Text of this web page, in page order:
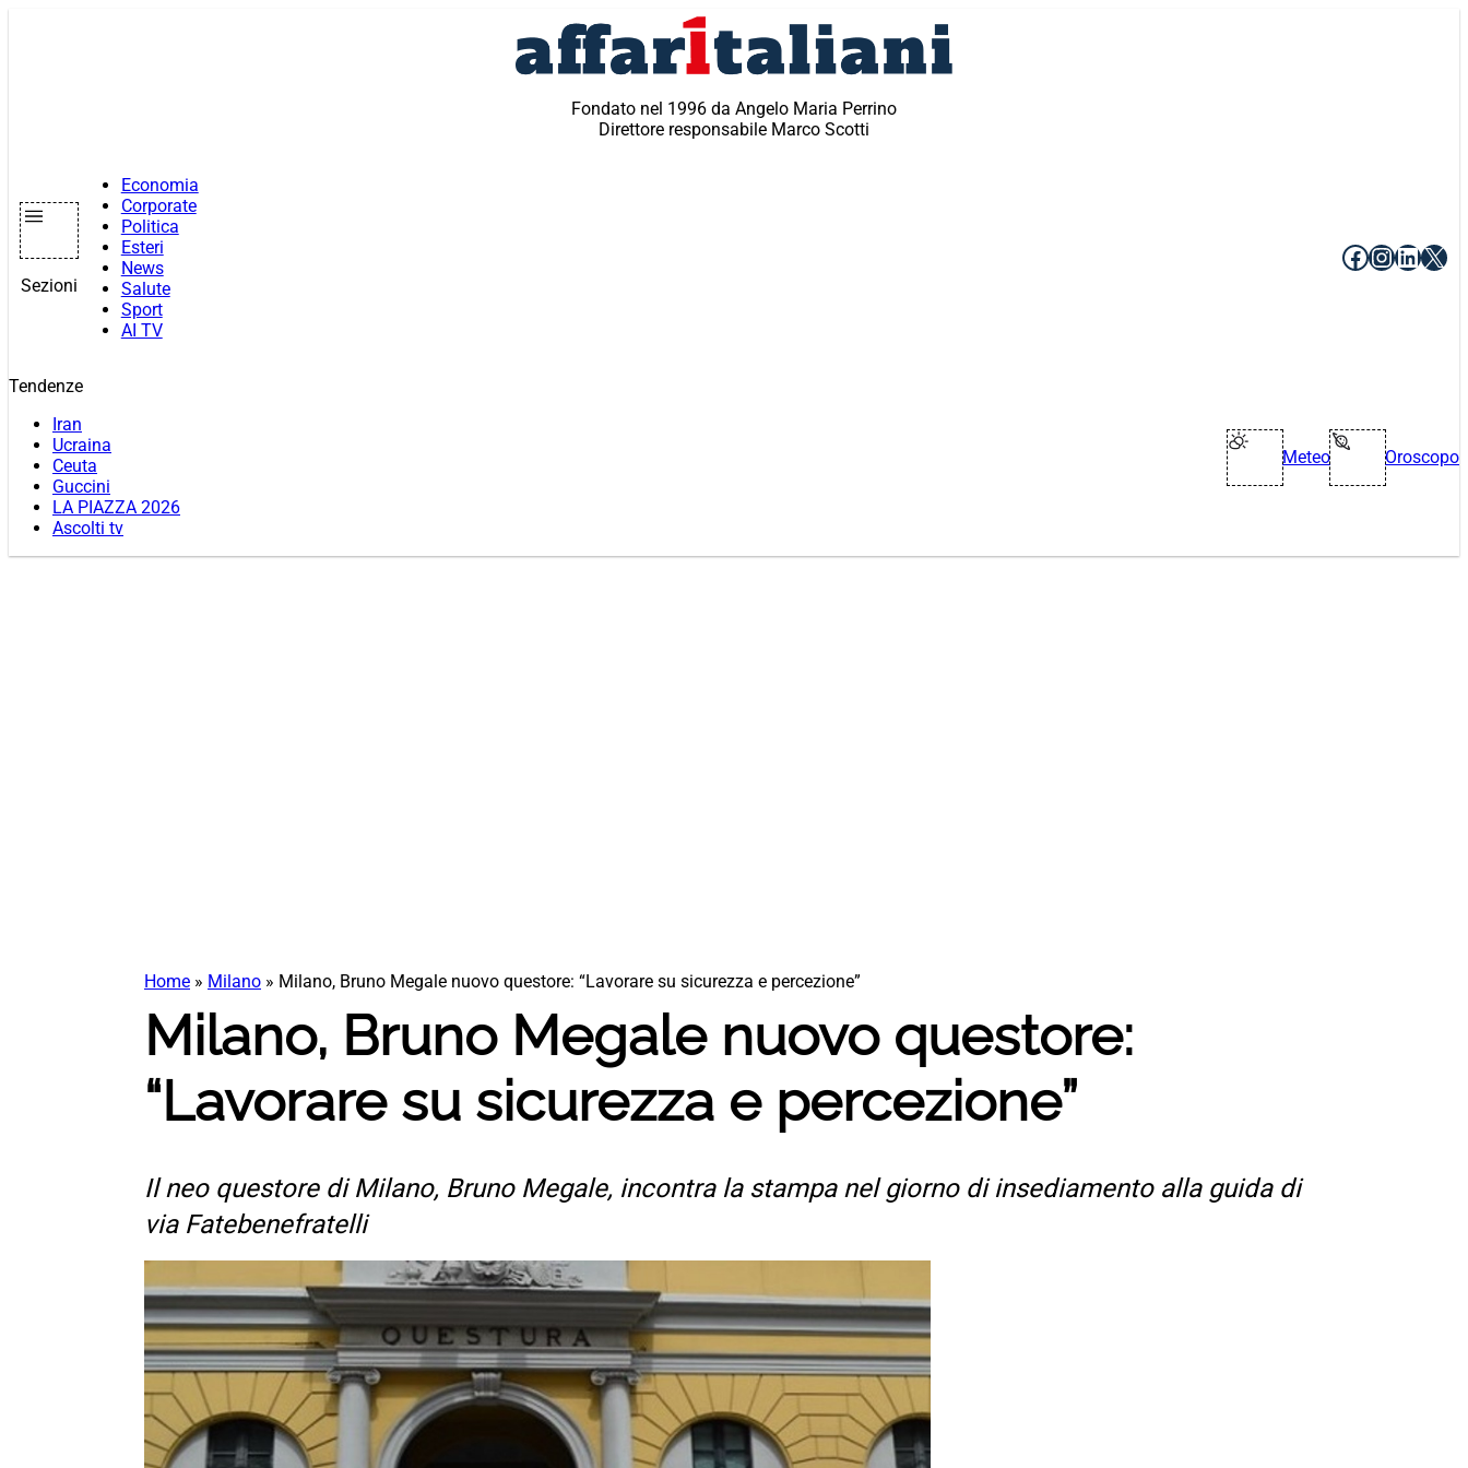
Fondato nel 1996 da Angelo Maria Perrino
Direttore responsabile Marco Scotti
Sezioni
Economia
Corporate
Politica
Esteri
News
Salute
Sport
AI TV
Facebook
X
Tendenze
Iran
Ucraina
Ceuta
Guccini
LA PIAZZA 2026
Ascolti tv
Meteo Oroscopo
Home » Milano » Milano, Bruno Megale nuovo questore: “Lavorare su sicurezza e percezione”
Milano, Bruno Megale nuovo questore:
“Lavorare su sicurezza e percezione”
Il neo questore di Milano, Bruno Megale, incontra la stampa nel giorno di insediamento alla guida di
via Fatebenefratelli